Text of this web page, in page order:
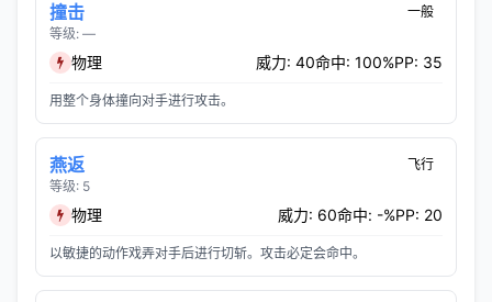
撞击
等级: —
一般
物理 威力: 40命中: 100%PP: 35
用整个身体撞向对手进行攻击。
燕返
等级: 5
飞行
物理 威力: 60命中: -%PP: 20
以敏捷的动作戏弄对手后进行切斩。攻击必定会命中。